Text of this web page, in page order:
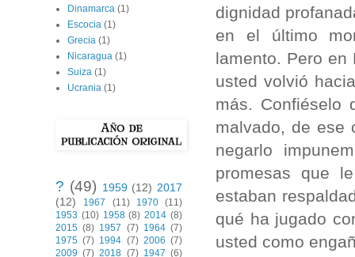
dignidad
en el último
lamento. Pero
usted volvió
más. Confiéselo
malvado, de ese
negarlo
promesas que
estaban
qué ha jugado
usted como
Dinamarca (1)
Escocia (1)
Grecia (1)
Nicaragua (1)
Suiza (1)
Ucrania (1)
? (49) 1959 (12) 2017
(12)
1967 (11) 1970 (11)
1953 (10) 1958 (8) 2014 (8)
2015 (8) 1957 (7) 1964 (7)
1975 (7) 1994 (7) 2006 (7)
2009 (7) 2018 (7) 1947 (6)